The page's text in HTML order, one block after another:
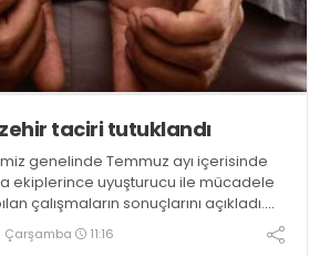
taciri tutuklandı
genelinde Temmuz ayı içerisinde
ekiplerince uyuşturucu ile mücadele
çalışmaların sonuçlarını açıkladı.
uyuşturucu ve uyarıcı madde
sevkiyatını yapan 44 şahıs
Çarşamba 11:16